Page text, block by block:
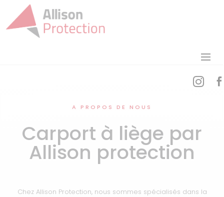


A PROPOS DE NOUS
Carport à liège par
Allison protection
Chez Allison Protection, nous sommes spécialisés dans la